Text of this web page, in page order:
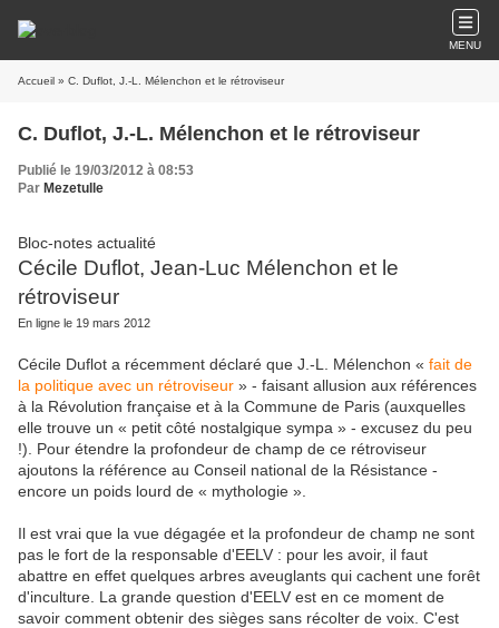
MENU
Accueil » C. Duflot, J.-L. Mélenchon et le rétroviseur
C. Duflot, J.-L. Mélenchon et le rétroviseur
Publié le 19/03/2012 à 08:53
Par Mezetulle
Bloc-notes actualité
Cécile Duflot, Jean-Luc Mélenchon et le
rétroviseur
En ligne le 19 mars 2012
Cécile Duflot a récemment déclaré que J.-L. Mélenchon « fait de
la politique avec un rétroviseur » - faisant allusion aux références
à la Révolution française et à la Commune de Paris (auxquelles
elle trouve un « petit côté nostalgique sympa » - excusez du peu
!). Pour étendre la profondeur de champ de ce rétroviseur
ajoutons la référence au Conseil national de la Résistance -
encore un poids lourd de « mythologie ».
Il est vrai que la vue dégagée et la profondeur de champ ne sont
pas le fort de la responsable d'EELV : pour les avoir, il faut
abattre en effet quelques arbres aveuglants qui cachent une forêt
d'inculture. La grande question d'EELV est en ce moment de
savoir comment obtenir des sièges sans récolter de voix. C'est